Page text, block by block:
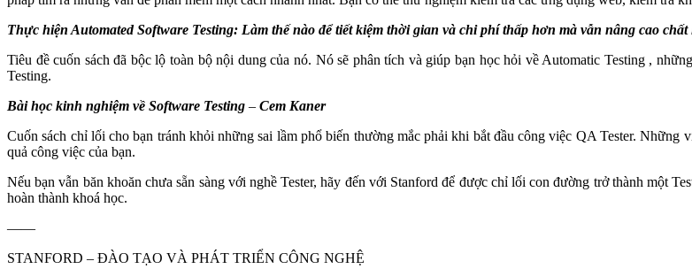
Thực hiện Automated Software Testing: Làm thế nào để tiết kiệm thời gian và chi phí thấp hơn mà vẫn nâng cao
Tiêu đề cuốn sách đã bộc lộ toàn bộ nội dung của nó. Nó sẽ phân tích và giúp bạn học hỏi về Automatic Testing ,
Testing.
Bài học kinh nghiệm về Software Testing – Cem Kaner
Cuốn sách chỉ lối cho bạn tránh khỏi những sai lầm phổ biến thường mắc phải khi bắt đầu công việc QA Tester.
quả công việc của bạn.
Nếu bạn vẫn băn khoăn chưa sẵn sàng với nghề Tester, hãy đến với Stanford để được chỉ lối con đường trở thành một
hoàn thành khoá học.
——
STANFORD – ĐÀO TẠO VÀ PHÁT TRIỂN CÔNG NGHỆ